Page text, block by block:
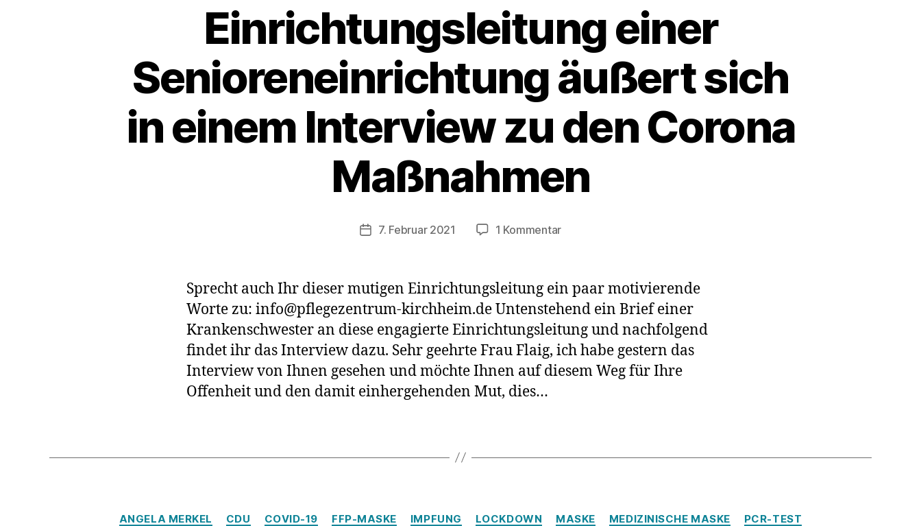
Einrichtungsleitung einer
Senioreneinrichtung äußert sich
in einem Interview zu den Corona
Maßnahmen
Veröffentlichungsdatum
7. Februar 2021 1 Kommentarzu
äußert
sich
in
einem
zu
Sprecht auch Ihr dieser mutigen Einrichtungsleitung ein paar motivierende
Worte zu: info@pflegezentrum-kirchheim.de Untenstehend ein Brief einer
Krankenschwester an diese engagierte Einrichtungsleitung und nachfolgend
findet ihr das Interview dazu. Sehr geehrte Frau Flaig, ich habe gestern das
Interview von Ihnen gesehen und möchte Ihnen auf diesem Weg für Ihre
Offenheit und den damit einhergehenden Mut, dies…
Kategorien
ANGELA MERKEL CDU COVID-19 FFP-MASKE IMPFUNG LOCKDOWN MASKE MEDIZINISCHE MASKE
PCR-TEST